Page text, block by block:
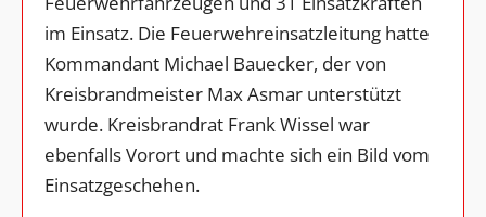
im Einsatz. Die Feuerwehreinsatzleitung hatte
Kommandant Michael Bauecker, der von
Kreisbrandmeister Max Asmar unterstützt
wurde. Kreisbrandrat Frank Wissel war
ebenfalls Vorort und machte sich ein Bild vom
Einsatzgeschehen.